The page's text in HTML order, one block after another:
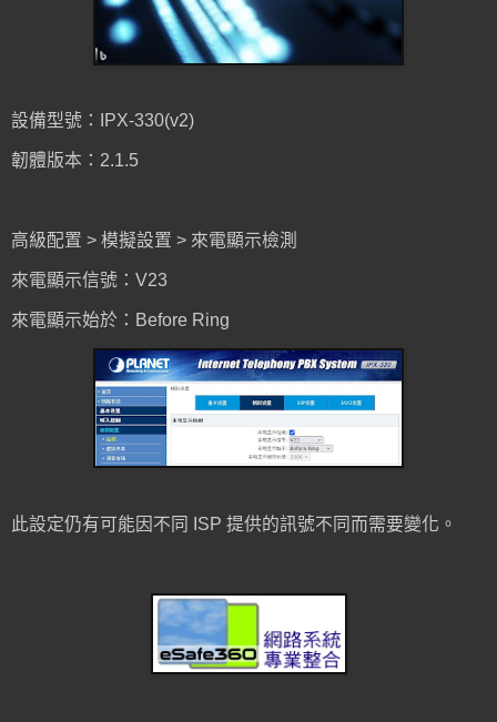
設備型號：IPX-330(v2)
韌體版本：2.1.5
高級配置 > 模擬設置 > 來電顯示檢測
來電顯示信號：V23
來電顯示始於：Before Ring
此設定仍有可能因不同 ISP 提供的訊號不同而需要變化。